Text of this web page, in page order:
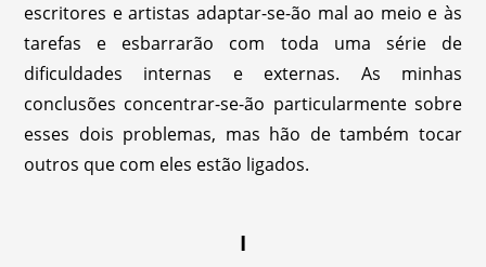
escritores e artistas adaptar-se-ão mal ao meio e às
tarefas e esbarrarão com toda uma série de
dificuldades internas e externas. As minhas
conclusões concentrar-se-ão particularmente sobre
esses dois problemas, mas hão de também tocar
outros que com eles estão ligados.
I